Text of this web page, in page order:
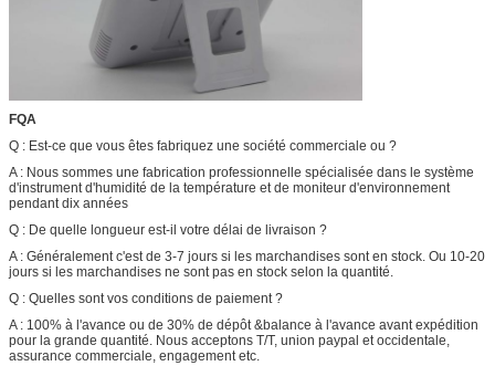
FQA
Q : Est-ce que vous êtes fabriquez une société commerciale ou ?
A : Nous sommes une fabrication professionnelle spécialisée dans le système
d'instrument d'humidité de la température et de moniteur d'environnement
pendant dix années
Q : De quelle longueur est-il votre délai de livraison ?
A : Généralement c'est de 3-7 jours si les marchandises sont en stock. Ou 10-20
jours si les marchandises ne sont pas en stock selon la quantité.
Q : Quelles sont vos conditions de paiement ?
A : 100% à l'avance ou de 30% de dépôt &balance à l'avance avant expédition
pour la grande quantité. Nous acceptons T/T, union paypal et occidentale,
assurance commerciale, engagement etc.